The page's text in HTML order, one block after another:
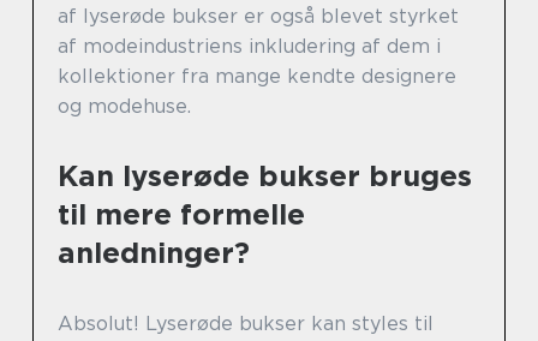
af lyserøde bukser er også blevet styrket
af modeindustriens inkludering af dem i
kollektioner fra mange kendte designere
og modehuse.
Kan lyserøde bukser bruges
til mere formelle
anledninger?
Absolut! Lyserøde bukser kan styles til